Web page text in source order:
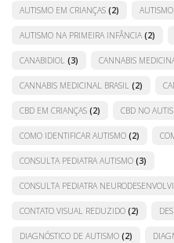
AUTISMO EM CRIANÇAS (2)
AUTISMO NA PRIMEIRA INFÂNCIA (2)
CANABIDIOL (3) CANNABIS
CANNABIS MEDICINAL BRASIL (2)
CBD EM CRIANÇAS (2) CBD NO
COMO IDENTIFICAR AUTISMO (2)
CONSULTA PEDIATRA AUTISMO (3)
CONSULTA PEDIATRA
CONTATO VISUAL REDUZIDO (2)
DIAGNÓSTICO DE AUTISMO (2)